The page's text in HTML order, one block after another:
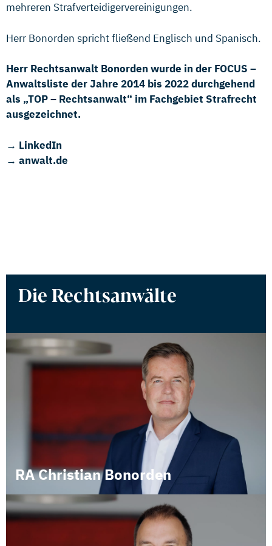
mehreren Strafverteidigervereinigungen.
Herr Bonorden spricht fließend Englisch und Spanisch.
Herr Rechtsanwalt Bonorden wurde in der FOCUS –
Anwaltsliste der Jahre 2014 bis 2022 durchgehend
als „TOP – Rechtsanwalt“ im Fachgebiet Strafrecht
ausgezeichnet.
→ LinkedIn
→ anwalt.de
Die Rechtsanwälte
RA Christian Bonorden